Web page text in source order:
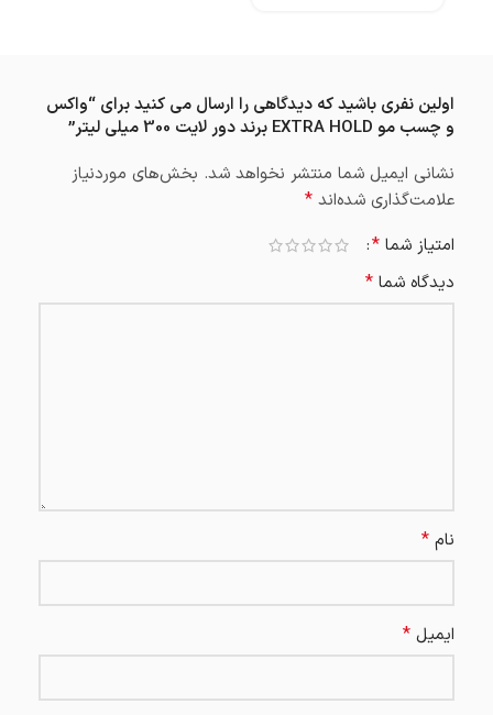
اولین نفری باشید که دیدگاهی را ارسال می کنید برای “واکس
و چسب مو EXTRA HOLD برند دور لایت 300 میلی لیتر”
نشانی ایمیل شما منتشر نخواهد شد. بخش‌های موردنیاز
علامت‌گذاری شده‌اند *
امتیاز شما *
دیدگاه شما *
نام *
ایمیل *